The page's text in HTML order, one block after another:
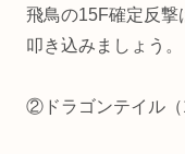
飛鳥の15F確定反撃
叩き込みましょう。
②ドラゴンテイル（